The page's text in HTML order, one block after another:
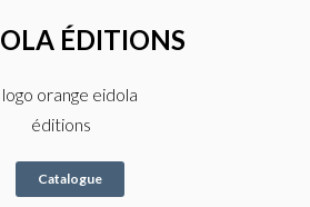
ÉDITIONS
Catalogue